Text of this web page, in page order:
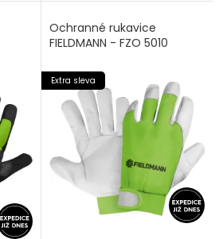
Ochranné rukavice
FIELDMANN - FZO 5010
Extra sleva